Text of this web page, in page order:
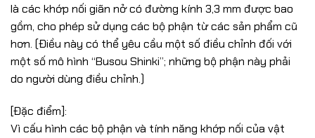
là các khớp nối giãn nở có đường kính 3,3 mm được bao
gồm, cho phép sử dụng các bộ phận từ các sản phẩm cũ
hơn. (Điều này có thể yêu cầu một số điều chỉnh đối với
một số mô hình “Busou Shinki”; những bộ phận này phải
do người dùng điều chỉnh.)
[Đặc điểm]:
Vì cấu hình các bộ phận và tính năng khớp nối của vật